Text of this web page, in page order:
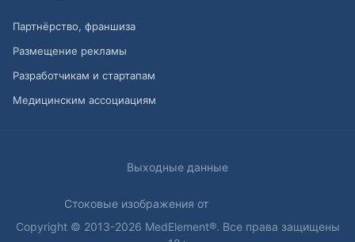
Партнёрство, франшиза
Размещение рекламы
Разработчикам и стартапам
Медицинским ассоциациям
Выходные данные
Стоковые изображения от
Copyright © 2013-2026 MedElement®. Все права защищены